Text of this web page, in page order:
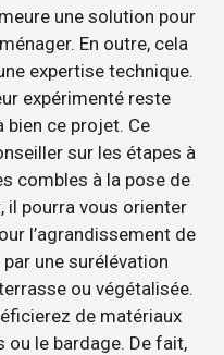
une solution pour
En outre, cela
expertise technique.
expérimenté reste
bien ce projet. Ce
sur les étapes à
combles à la pose de
pourra vous orienter
l’agrandissement de
une surélévation
ou végétalisée.
de matériaux
ou le bardage. De fait,